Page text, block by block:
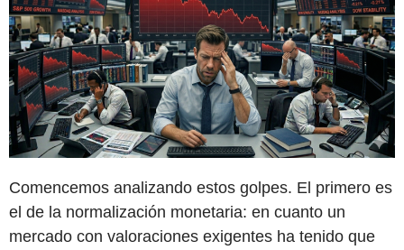
Comencemos analizando estos golpes. El primero es
el de la normalización monetaria: en cuanto un
mercado con valoraciones exigentes ha tenido que